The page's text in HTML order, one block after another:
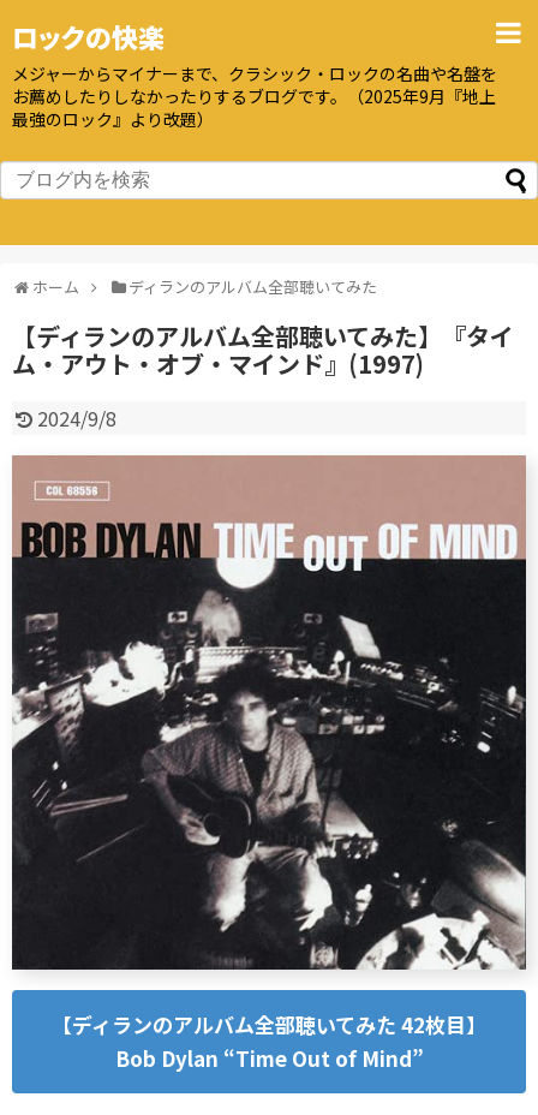
ロックの快楽
メジャーからマイナーまで、クラシック・ロックの名曲や名盤を
お薦めしたりしなかったりするブログです。（2025年9月『地上
最強のロック』より改題）
ホーム ディランのアルバム全部聴いてみた
【ディランのアルバム全部聴いてみた】『タイ
ム・アウト・オブ・マインド』(1997)
2024/9/8
【ディランのアルバム全部聴いてみた 42枚目】
Bob Dylan “Time Out of Mind”